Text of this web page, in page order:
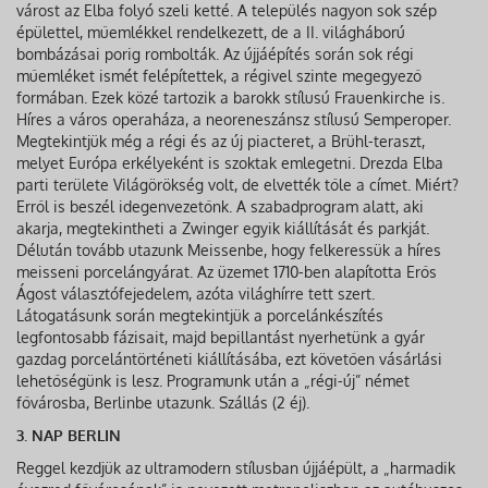
várost az Elba folyó szeli ketté. A település nagyon sok szép
épülettel, műemlékkel rendelkezett, de a II. világháború
bombázásai porig rombolták. Az újjáépítés során sok régi
műemléket ismét felépítettek, a régivel szinte megegyező
formában. Ezek közé tartozik a barokk stílusú Frauenkirche is.
Híres a város operaháza, a neoreneszánsz stílusú Semperoper.
Megtekintjük még a régi és az új piacteret, a Brühl-teraszt,
melyet Európa erkélyeként is szoktak emlegetni. Drezda Elba
parti területe Világörökség volt, de elvették tőle a címet. Miért?
Erről is beszél idegenvezetőnk. A szabadprogram alatt, aki
akarja, megtekintheti a Zwinger egyik kiállítását és parkját.
Délután tovább utazunk Meissenbe, hogy felkeressük a híres
meisseni porcelángyárat. Az üzemet 1710-ben alapította Erős
Ágost választófejedelem, azóta világhírre tett szert.
Látogatásunk során megtekintjük a porcelánkészítés
legfontosabb fázisait, majd bepillantást nyerhetünk a gyár
gazdag porcelántörténeti kiállításába, ezt követően vásárlási
lehetőségünk is lesz. Programunk után a „régi-új” német
fővárosba, Berlinbe utazunk. Szállás (2 éj).
3. NAP BERLIN
Reggel kezdjük az ultramodern stílusban újjáépült, a „harmadik